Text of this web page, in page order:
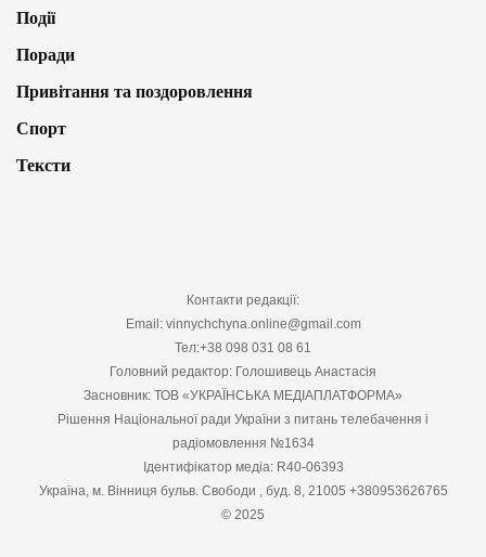
Події
Поради
Привітання та поздоровлення
Спорт
Тексти
Контакти редакції:
Email: vinnychchyna.online@gmail.com
Тел:+38 098 031 08 61
Головний редактор: Голошивець Анастасія
Засновник: ТОВ «УКРАЇНСЬКА МЕДІАПЛАТФОРМА»
Рішення Національної ради України з питань телебачення і
радіомовлення №1634
Ідентифікатор медіа: R40-06393
Україна, м. Вінниця бульв. Свободи , буд. 8, 21005 +380953626765
© 2025